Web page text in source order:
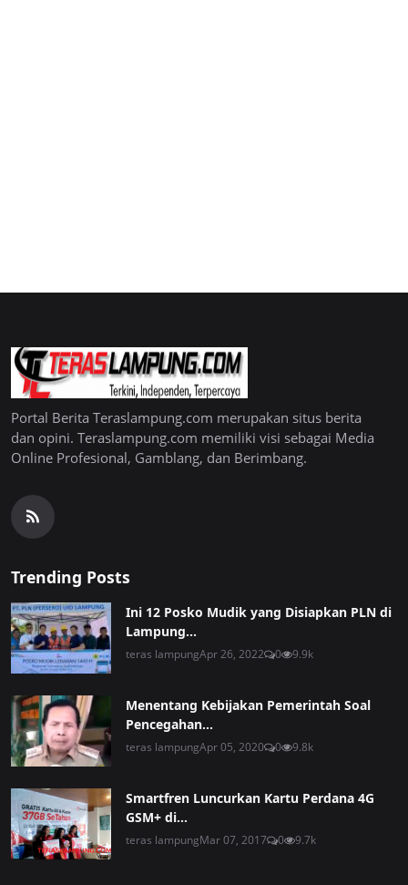
Portal Berita Teraslampung.com merupakan situs berita
dan opini. Teraslampung.com memiliki visi sebagai Media
Online Profesional, Gamblang, dan Berimbang.
Trending Posts
Ini 12 Posko Mudik yang Disiapkan PLN di
Lampung...
teras lampungApr 26, 2022 0 9.9k
Menentang Kebijakan Pemerintah Soal
Pencegahan...
teras lampungApr 05, 2020 0 9.8k
Smartfren Luncurkan Kartu Perdana 4G
GSM+ di...
teras lampungMar 07, 2017 0 9.7k